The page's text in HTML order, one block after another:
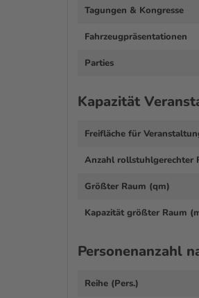
Tagungen & Kongresse
Fahrzeugpräsentationen
Parties
Kapazität
Freifläche für
Anzahl rollstuhlgerechter
Größter Raum (qm)
Kapazität größter Raum
Personenanzahl
Reihe (Pers.)